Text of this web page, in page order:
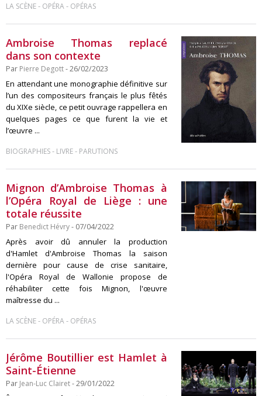
LA SCÈNE- OPÉRA- OPÉRAS
Ambroise Thomas replacé
dans son contexte
Par Pierre Degott- 26/02/2023
En attendant une monographie définitive sur
l’un des compositeurs français le plus fêtés
du XIXe siècle, ce petit ouvrage rappellera en
quelques pages ce que furent la vie et
l’œuvre ...
BIOGRAPHIES- LIVRE- PARUTIONS
Mignon d’Ambroise Thomas à
l’Opéra Royal de Liège : une
totale réussite
Par Benedict Hévry- 07/04/2022
Après avoir dû annuler la production
d'Hamlet d'Ambroise Thomas la saison
dernière pour cause de crise sanitaire,
l'Opéra Royal de Wallonie propose de
réhabiliter cette fois Mignon, l'œuvre
maîtresse du ...
LA SCÈNE- OPÉRA- OPÉRAS
Jérôme Boutillier est Hamlet à
Saint-Étienne
Par Jean-Luc Clairet- 29/01/2022